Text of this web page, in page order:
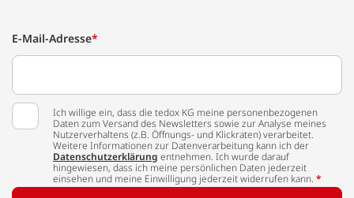
E-Mail-Adresse*
Ich willige ein, dass die tedox KG meine personenbezogenen
Daten zum Versand des Newsletters sowie zur Analyse meines
Nutzerverhaltens (z.B. Öffnungs- und Klickraten) verarbeitet.
Weitere Informationen zur Datenverarbeitung kann ich der
Datenschutzerklärung entnehmen. Ich wurde darauf
hingewiesen, dass ich meine persönlichen Daten jederzeit
einsehen und meine Einwilligung jederzeit widerrufen kann. *